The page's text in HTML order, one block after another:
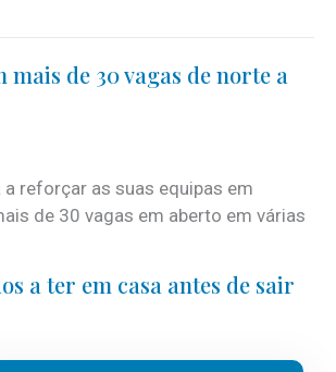
mais de 30 vagas de norte a
reforçar as suas equipas em
de 30 vagas em aberto em várias
a ter em casa antes de sair
também as férias, os fins-de-